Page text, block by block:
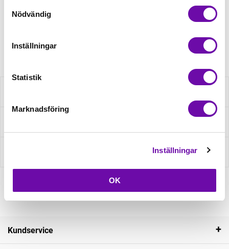
Nödvändig
Inställningar
Statistik
Marknadsföring
Inställningar
OK
Minsta beställning: 0.5 m
Artikelnr: 233X163
Kundservice